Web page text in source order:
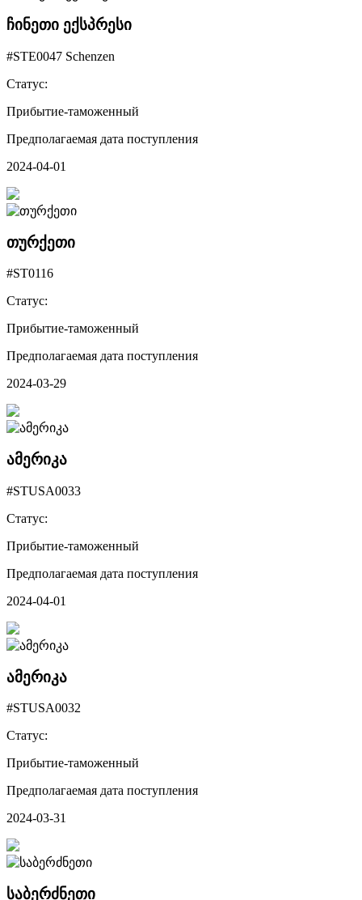
ჩინეთი ექსპრესი
#STE0047 Schenzen
Статус:
Прибытие-таможенный
Предполагаемая дата поступления
2024-04-01
თურქეთი
#ST0116
Статус:
Прибытие-таможенный
Предполагаемая дата поступления
2024-03-29
ამერიკა
#STUSA0033
Статус:
Прибытие-таможенный
Предполагаемая дата поступления
2024-04-01
ამერიკა
#STUSA0032
Статус:
Прибытие-таможенный
Предполагаемая дата поступления
2024-03-31
საბერძნეთი